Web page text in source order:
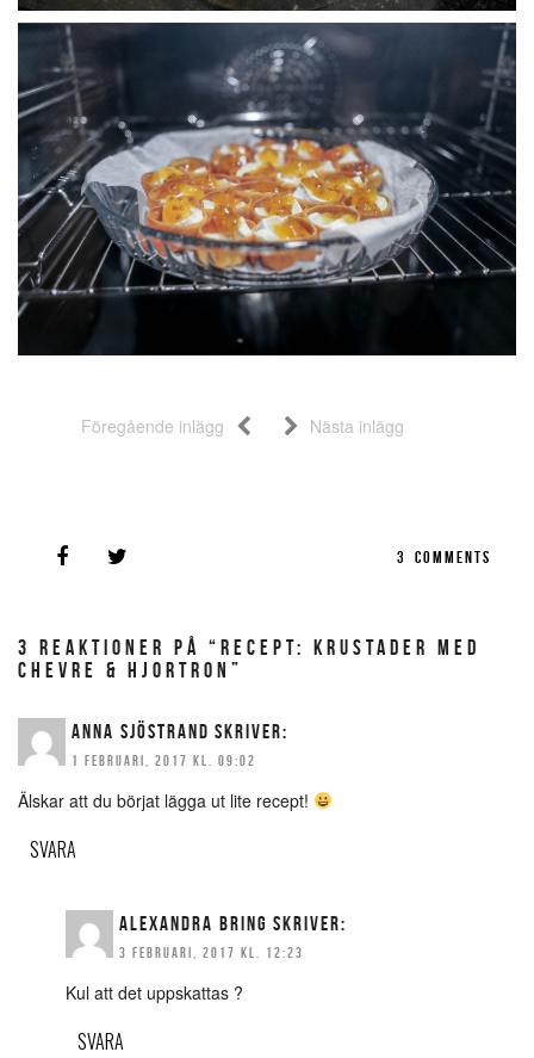
Föregående inlägg Nästa inlägg
3 COMMENTS
3 REAKTIONER PÅ “RECEPT: KRUSTADER MED
CHEVRE & HJORTRON”
ANNA SJÖSTRAND SKRIVER:
1 FEBRUARI, 2017 KL. 09:02
Älskar att du börjat lägga ut lite recept!
SVARA
ALEXANDRA BRING SKRIVER:
3 FEBRUARI, 2017 KL. 12:23
Kul att det uppskattas ?
SVARA